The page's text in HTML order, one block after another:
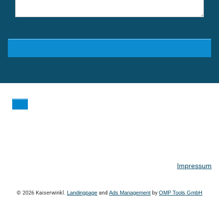
Impressum
© 2026 Kaiserwinkl. Landingpage and Ads Management by OMP Tools GmbH